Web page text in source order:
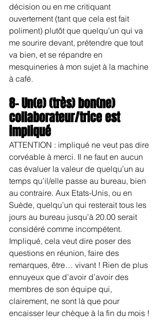
décision ou en me critiquant
ouvertement (tant que cela est fait
poliment) plutôt que quelqu’un qui va
me sourire devant, prétendre que tout
va bien, et se répandre en
mesquineries à mon sujet à la machine
à café.
8- Un(e) (très) bon(ne)
collaborateur/trice est
impliqué
ATTENTION : impliqué ne veut pas dire
corvéable à merci. Il ne faut en aucun
cas évaluer la valeur de quelqu’un au
temps qu’il/elle passe au bureau, bien
au contraire. Aux Etats-Unis, ou en
Suède, quelqu’un qui resterait tous les
jours au bureau jusqu’à 20.00 serait
considéré comme incompétent.
Impliqué, cela veut dire poser des
questions en réunion, faire des
remarques, être… vivant ! Rien de plus
ennuyeux que d’avoir d’avoir des
membres de son équipe qui,
clairement, ne sont là que pour
encaisser leur chèque à la fin du mois !